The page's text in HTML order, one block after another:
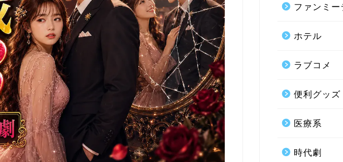
ファンミー
ホテル
ラブコメ
便利グッズ
医療系
時代劇